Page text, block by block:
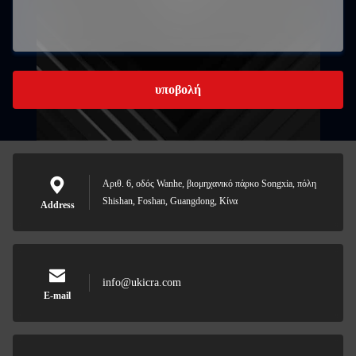
υποβολή
Address
Αριθ. 6, οδός Wanhe, βιομηχανικό πάρκο Songxia, πόλη
Shishan, Foshan, Guangdong, Κίνα
E-mail
info@ukicra.com